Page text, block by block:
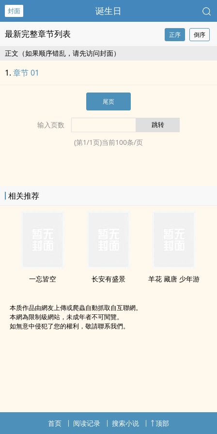
封面 诞生日
最新完整章节列表 正序 倒序
正文（如果顺序错乱，请先访问封面）
章节 01
尾页
输入页数
(第1/1页)当前100条/页
相关推荐
一忘皆空 长安有盛景 羊花 藏唐 少年游
本质作品由網友上傳或爬蟲自動抓取自互聯網。
本網為限制級網站，未成年者不可閱覽。
如無意中侵犯了您的權利，敬請聯系我們。
首页 阅读记录 搜索小说 顶部